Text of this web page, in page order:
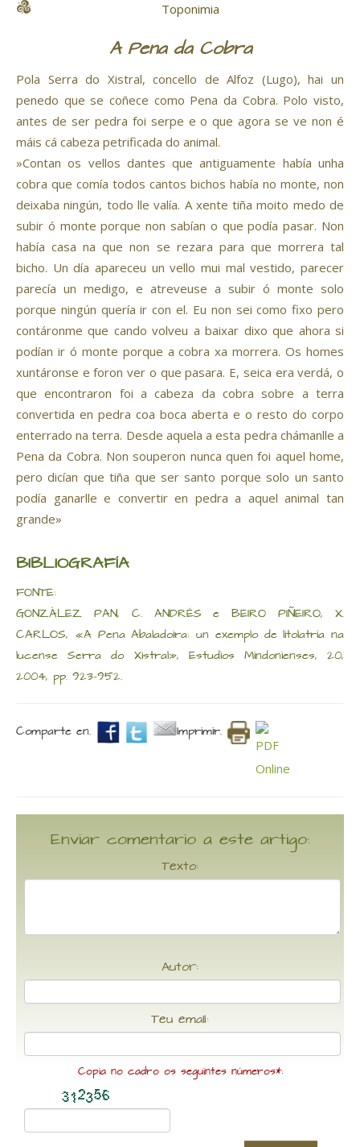
Toponimia
A Pena da Cobra
Pola Serra do Xistral, concello de Alfoz (Lugo), hai un
penedo que se coñece como Pena da Cobra. Polo visto,
antes de ser pedra foi serpe e o que agora se ve non é
máis cá cabeza petrificada do animal.
»Contan os vellos dantes que antiguamente había unha
cobra que comía todos cantos bichos había no monte, non
deixaba ningún, todo lle valía. A xente tiña moito medo de
subir ó monte porque non sabían o que podía pasar. Non
había casa na que non se rezara para que morrera tal
bicho. Un día apareceu un vello mui mal vestido, parecer
parecía un medigo, e atreveuse a subir ó monte solo
porque ningún quería ir con el. Eu non sei como fixo pero
contáronme que cando volveu a baixar dixo que ahora si
podían ir ó monte porque a cobra xa morrera. Os homes
xuntáronse e foron ver o que pasara. E, seica era verdá, o
que encontraron foi a cabeza da cobra sobre a terra
convertida en pedra coa boca aberta e o resto do corpo
enterrado na terra. Desde aquela a esta pedra chámanlle a
Pena da Cobra. Non souperon nunca quen foi aquel home,
pero dicían que tiña que ser santo porque solo un santo
podía ganarlle e convertir en pedra a aquel animal tan
grande»
BIBLIOGRAFÍA
FONTE:
GONZÁLEZ PAN, C. ANDRÉS e BEIRO PIÑEIRO, X.
CARLOS, «A Pena Abaladoira: un exemplo de litolatría na
lucense Serra do Xistral», Estudios Mindonienses, 20,
2004, pp. 923-952.
Comparte en. Imprimir.
Enviar comentario a este artigo:
Texto:
Autor:
Teu email:
Copia no cadro os seguintes números*: